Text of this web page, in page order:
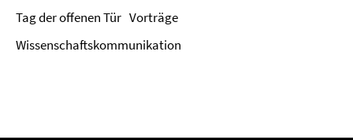
Tag der offenen Tür Vorträge
Wissenschaftskommunikation